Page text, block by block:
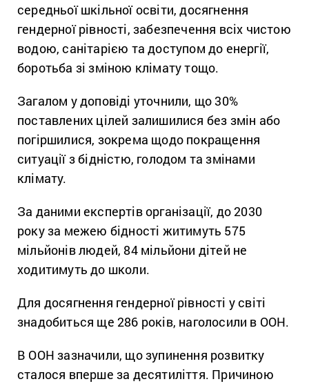
середньої шкільної освіти, досягнення
гендерної рівності, забезпечення всіх чистою
водою, санітарією та доступом до енергії,
боротьба зі зміною клімату тощо.
Загалом у доповіді уточнили, що 30%
поставлених цілей залишилися без змін або
погіршилися, зокрема щодо покращення
ситуації з бідністю, голодом та змінами
клімату.
За даними експертів організації, до 2030
року за межею бідності житимуть 575
мільйонів людей, 84 мільйони дітей не
ходитимуть до школи.
Для досягнення гендерної рівності у світі
знадобиться ще 286 років, наголосили в ООН.
В ООН зазначили, що зупинення розвитку
сталося вперше за десятиліття. Причиною